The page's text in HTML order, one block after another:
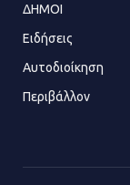
ΔΗΜΟΙ
Ειδήσεις
Αυτοδιοίκηση
Περιβάλλον